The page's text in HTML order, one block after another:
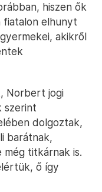
hiszen ők
fiatalon elhunyt
akikről
Norbert jogi
szerint
dolgoztak,
barátnak,
titkárnak is.
ő így